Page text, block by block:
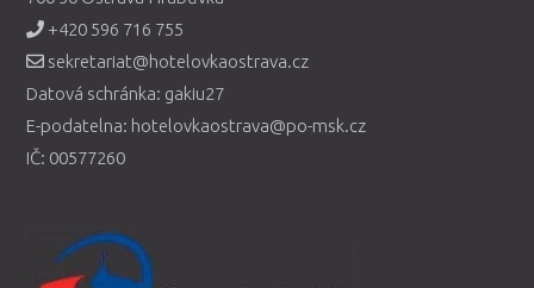
+420 596 716 755
sekretariat@hotelovkaostrava.cz
Datová schránka: gakiu27
E-podatelna: hotelovkaostrava@po-msk.cz
IČ: 00577260